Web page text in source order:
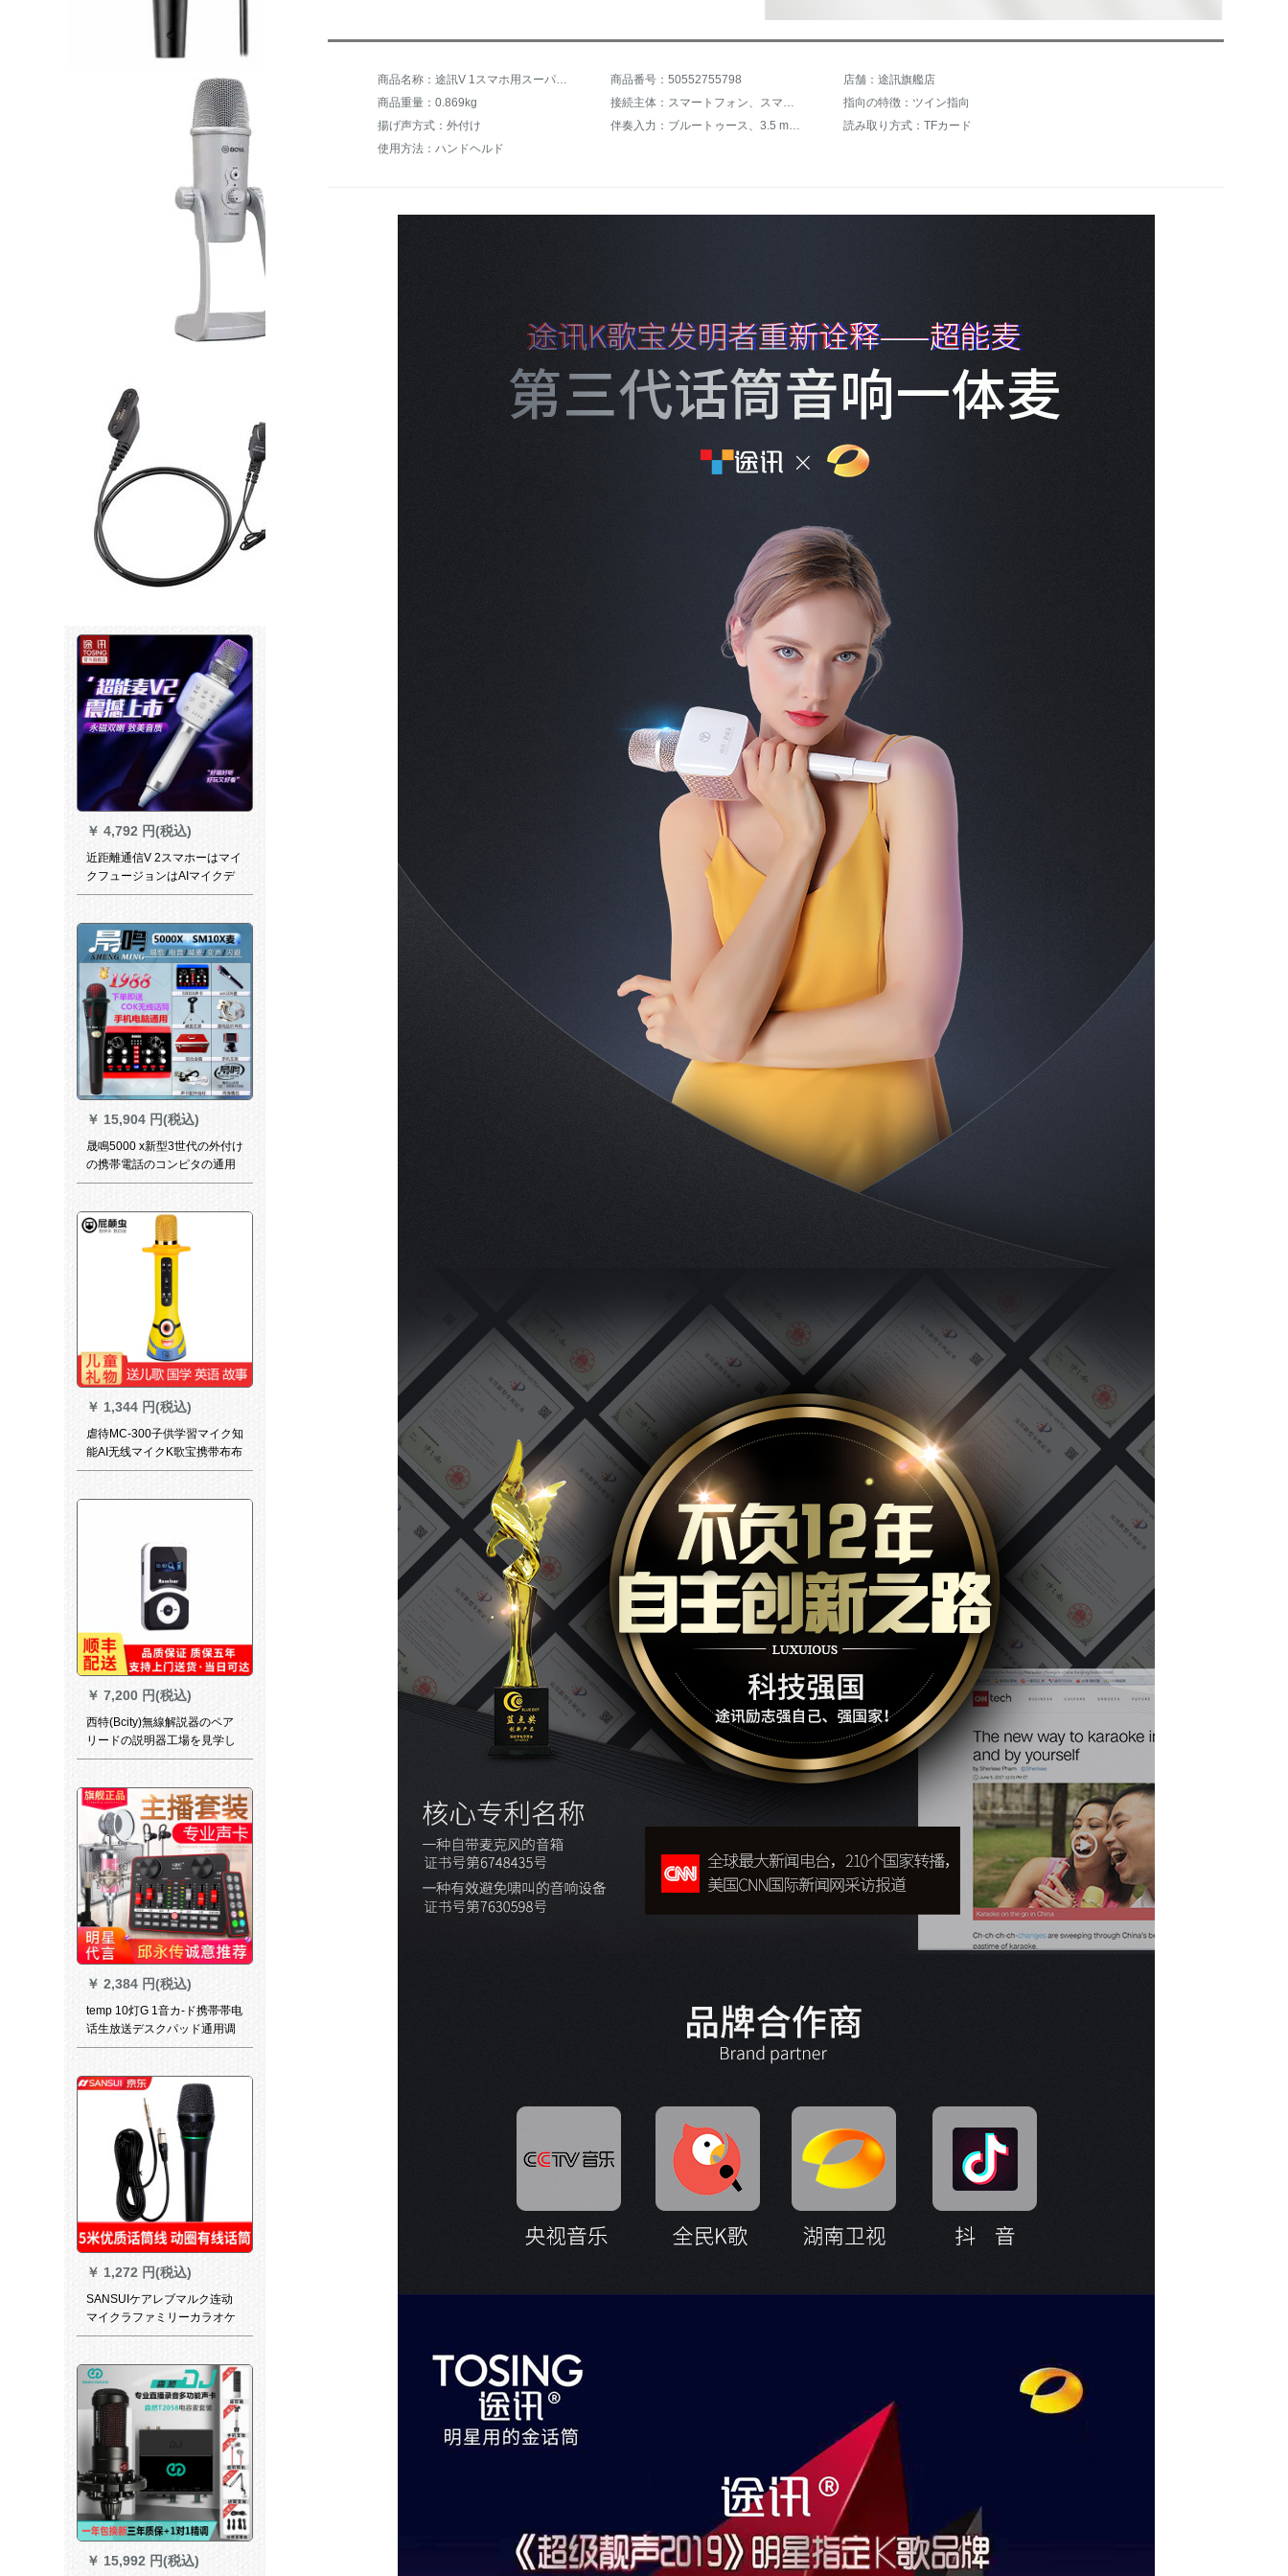
￥ 4,792 円(税込)
近距離通信V 2スマホーはマイ
クフュージョンはAIマイクデ
ィオ一体無線Bluetooth Uセグ
を接続することができます。
￥ 15,904 円(税込)
晟鳴5000 x新型3世代の外付け
の携帯電話のコンピタの通用
する生放送の音カドは1キーボ
変化の速さの手の火山の映り
のお客さんの全国民のK歌の調
音台の音カド
￥ 1,344 円(税込)
虐待MC-300子供学習マイク知
能AI无线マイクK歌宝携带布布
鲁トゥルス歌を歌にする子供
￥ 7,200 円(税込)
西特(Bcity)無線解説器のペア
リードの説明器工場を見学し
て、政府の案内人の無線解説
時通訳に5つのイヤホーンを追
加します。
￥ 2,384 円(税込)
temp 10灯G 1音カ-ド携帯帯电
话生放送デスクパッド通用调
音台速手k歌専用呼び声マッチ
￥ 1,272 円(税込)
SANSUIケアレブマルク连动
マイクラファミリーカラオケ
専门舞台会议トーレオンライ
￥ 15,992 円(税込)
商品番号：50552755798
店舗：途訊旗艦店
商品重量：0.869kg
指向の特徴：ツイン指向
揚げ声方式：外付け
読み取り方式：TFカード
使用方法：ハンドヘルド